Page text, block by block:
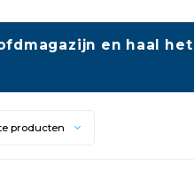
en haal
producten